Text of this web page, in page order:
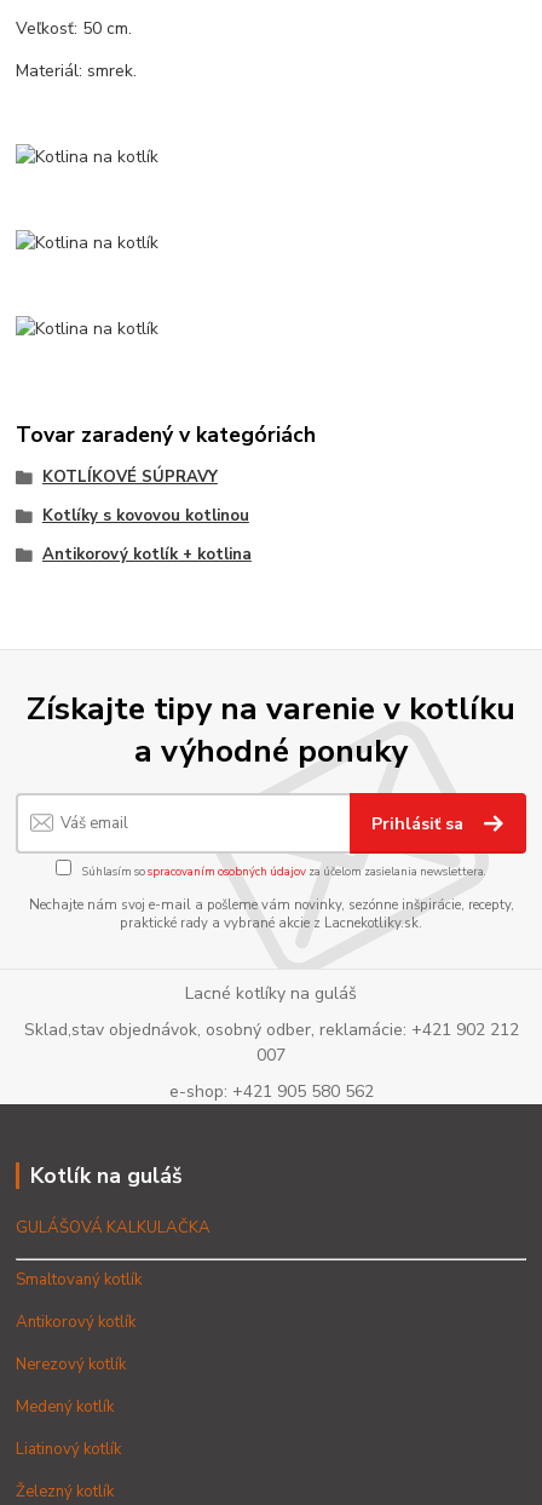
Veľkosť: 50 cm.
Materiál: smrek.
Tovar zaradený v kategóriách
KOTLÍKOVÉ SÚPRAVY
Kotlíky s kovovou kotlinou
Antikorový kotlík + kotlina
Získajte tipy na varenie v kotlíku
a výhodné ponuky
Prihlásiť sa
Súhlasím sospracovaním osobných údajov za účelom zasielania newslettera.
Nechajte nám svoj e-mail a pošleme vám novinky, sezónne inšpirácie, recepty,
praktické rady a vybrané akcie z Lacnekotliky.sk.
Lacné kotlíky na guláš
Sklad,stav objednávok, osobný odber, reklamácie: +421 902 212
007
e-shop: +421 905 580 562
Kotlík na guláš
GULÁŠOVÁ KALKULAČKA
Smaltovaný kotlík
Antikorový kotlík
Nerezový kotlík
Medený kotlík
Liatinový kotlík
Železný kotlík